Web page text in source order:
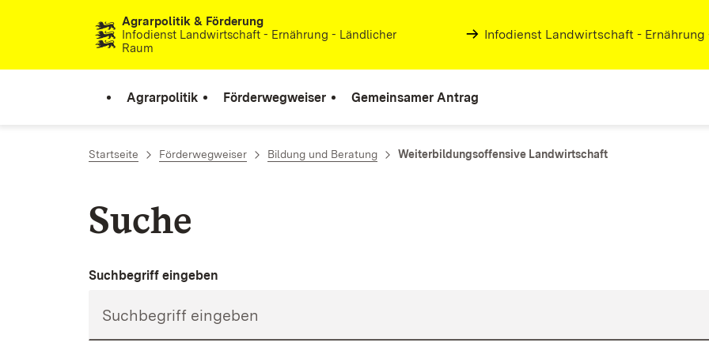
Zum Inhalt springenAgrarpolitik & Förderung
Infodienst Landwirtschaft - Ernährung - Ländlicher
Raum
Infodienst Landwirtschaft - Ernährung
Agrarpolitik Förderwegweiser Gemeinsamer Antrag
Startseite Förderwegweiser Bildung und Beratung Weiterbildungsoffensive Landwirtschaft
Suche
Suchbegriff eingeben